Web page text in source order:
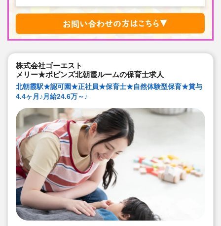
株式会社ゴーエスト
メリー★ポピンズ北朝霞ルームの保育士求人
北朝霞駅★認可園★正社員★保育士★自然体験型保育★賞与
4.4ヶ月♪月給24.6万～♪